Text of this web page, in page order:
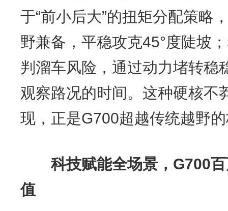
于“前小后大”的扭矩分配策略
野兼备，平稳攻克45°度陡坡
判溜车风险，通过动力堵转稳
观察路况的时间。这种硬核不
现，正是G700超越传统越野
科技赋能全场景 ， G700
值